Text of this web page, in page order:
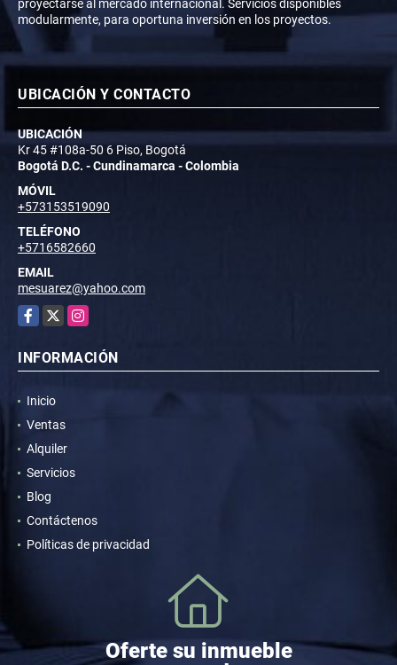
proyectarse al mercado internacional. Servicios disponibles
modularmente, para oportuna inversión en los proyectos.
UBICACIÓN Y CONTACTO
UBICACIÓN
Kr 45 #108a-50 6 Piso, Bogotá
Bogotá D.C. - Cundinamarca - Colombia
MÓVIL
+573153519090
TELÉFONO
+5716582660
EMAIL
mesuarez@yahoo.com
Facebook
X Instagram
INFORMACIÓN
Inicio
Ventas
Alquiler
Servicios
Blog
Contáctenos
Políticas de privacidad
Oferte su inmueble